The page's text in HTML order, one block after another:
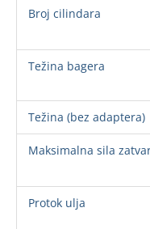
Broj cilindara
Težina bagera
Težina (bez adaptera)
Maksimalna sila
Protok ulja